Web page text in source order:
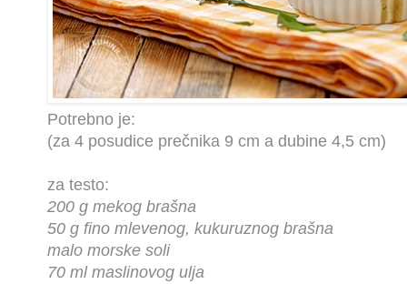
Potrebno je:
(za 4 posudice prečnika 9 cm a dubine 4,5 cm)
za testo:
200 g mekog brašna
50 g fino mlevenog, kukuruznog brašna
malo morske soli
70 ml maslinovog ulja